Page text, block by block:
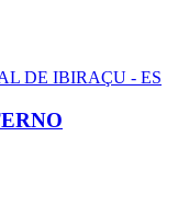
DE IBIRAÇU - ES